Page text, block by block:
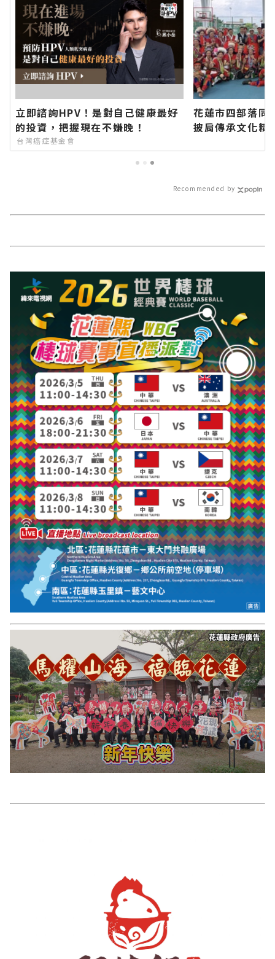
立即諮詢HPV！是對自己健康最好
的投資，把握現在不嫌晚！
台灣癌症基金會
花蓮市四部落同
披肩傳承文化
Recommended by